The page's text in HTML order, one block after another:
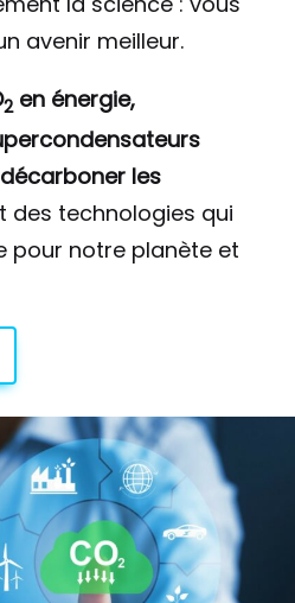
avenir meilleur.
2 en énergie,
décarboner les
des technologies qui
pour notre planète et